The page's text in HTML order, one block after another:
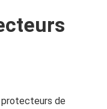
protecteurs de